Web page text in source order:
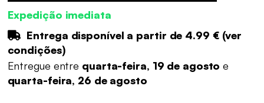
Expedição imediata
Entrega disponível a partir de 4.99 €(ver
condições)
Entregue entre quarta-feira, 19 de agostoe
quarta-feira, 26 de agosto